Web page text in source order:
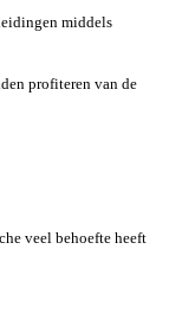
middels
profiteren van de
veel behoefte heeft